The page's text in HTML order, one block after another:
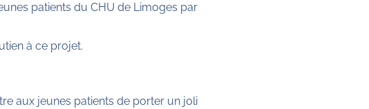
patients du CHU de Limoges par
à ce projet.
aux jeunes patients de porter un joli